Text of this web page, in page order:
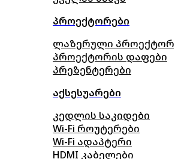
პროექტორები
ლაზერული
პროექტორის დაფები
პრეზენტერები
აქსესუარები
კედლის საკიდები
Wi-Fi როუტერები
Wi-Fi ადაპტერი
HDMI კაბელები